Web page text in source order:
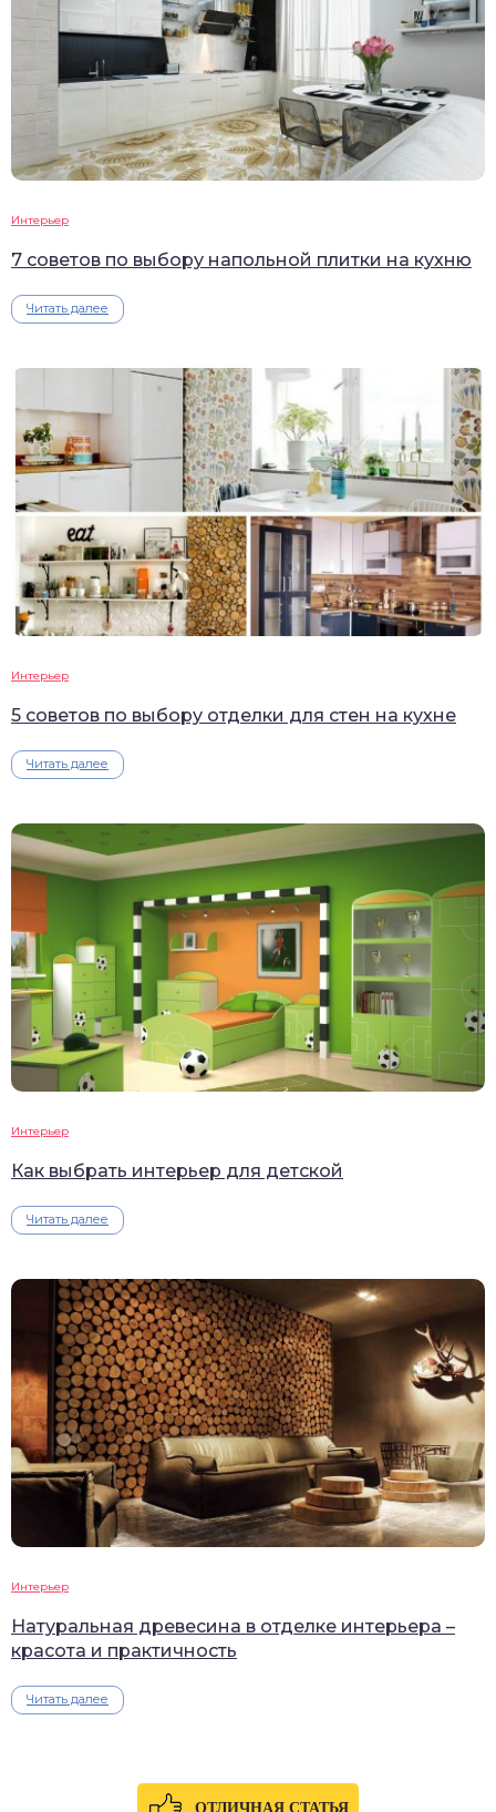
Интерьер
7 советов по выбору напольной плитки на кухню
Читать далее
Интерьер
5 советов по выбору отделки для стен на кухне
Читать далее
Интерьер
Как выбрать интерьер для детской
Читать далее
Интерьер
Натуральная древесина в отделке интерьера –
красота и практичность
Читать далее
ОТЛИЧНАЯ СТАТЬЯ